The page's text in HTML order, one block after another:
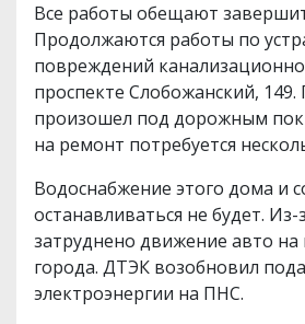
Все работы обещают
Продолжаются работы по
повреждений
проспекте Слобожанский,
произошел под дорожным
на ремонт потребуется
Водоснабжение этого дома и
останавливаться не будет.
затруднено движение авто на
города. ДТЭК возобновил
электроэнергии на ПНС.